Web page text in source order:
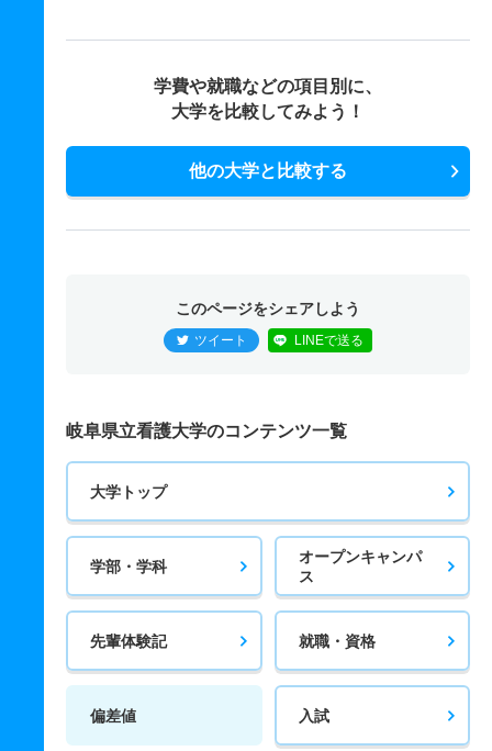
学費や就職などの項目別に、
大学を比較してみよう！
他の大学と比較する
このページをシェアしよう
ツイート LINEで送る
岐阜県立看護大学のコンテンツ一覧
大学トップ
学部・学科
オープンキャンパ
ス
先輩体験記 就職・資格
偏差値 入試